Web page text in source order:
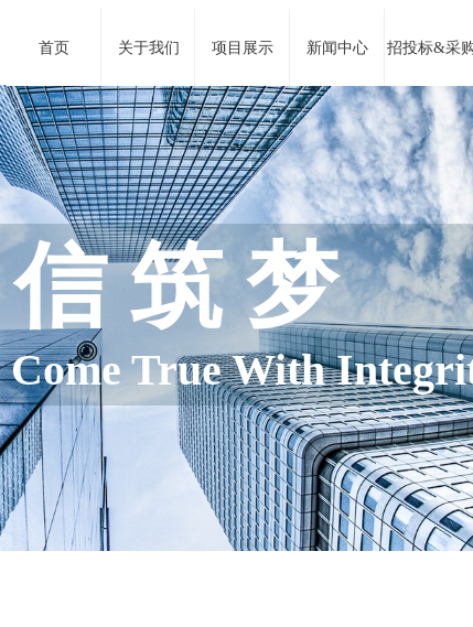
首页 关于我们 项目展示 新闻中心 招投标&采
匠 心
Casting